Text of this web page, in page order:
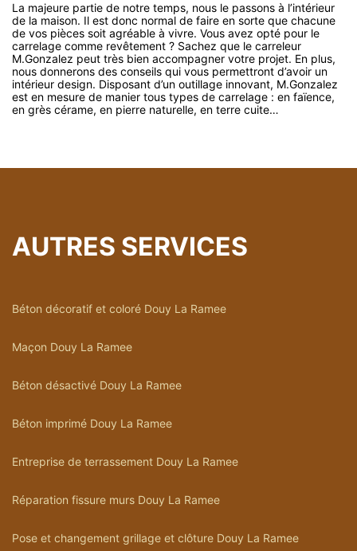
La majeure partie de notre temps, nous le passons à l’intérieur
de la maison. Il est donc normal de faire en sorte que chacune
de vos pièces soit agréable à vivre. Vous avez opté pour le
carrelage comme revêtement ? Sachez que le carreleur
M.Gonzalez peut très bien accompagner votre projet. En plus,
nous donnerons des conseils qui vous permettront d’avoir un
intérieur design. Disposant d’un outillage innovant, M.Gonzalez
est en mesure de manier tous types de carrelage : en faïence,
en grès cérame, en pierre naturelle, en terre cuite…
AUTRES SERVICES
Béton décoratif et coloré Douy La Ramee
Maçon Douy La Ramee
Béton désactivé Douy La Ramee
Béton imprimé Douy La Ramee
Entreprise de terrassement Douy La Ramee
Réparation fissure murs Douy La Ramee
Pose et changement grillage et clôture Douy La Ramee